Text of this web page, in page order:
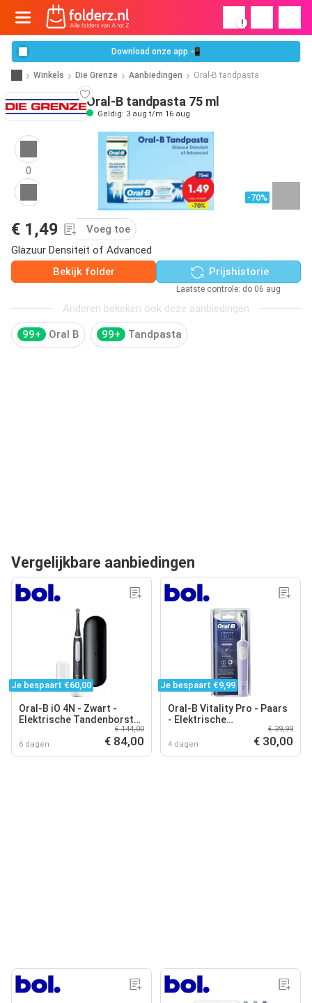
!
Download onze app 📲
Winkels Die Grenze Aanbiedingen Oral-B tandpasta
Oral-B tandpasta 75 ml
Geldig: 3 aug t/m 16 aug
0
-70%
€ 1,49
Voeg toe
Glazuur Densiteit of Advanced
Bekijk folder
Prijshistorie
Laatste controle: do 06 aug
Anderen bekeken ook deze aanbiedingen
99+ Oral B 99+ Tandpasta
Vergelijkbare aanbiedingen
Je bespaart €60,00
Oral-B iO 4N - Zwart -
Elektrische Tandenborstel
- Ontworpen Door Braun
6 dagen
€ 144,00
€ 84,00
Je bespaart €9,99
Oral-B Vitality Pro - Paars
- Elektrische
Ontworpen door Braun
4 dagen
€ 39,99
€ 30,00